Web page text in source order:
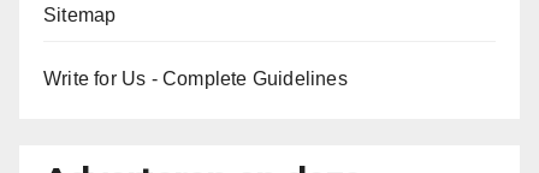
Sitemap
Write for Us - Complete Guidelines